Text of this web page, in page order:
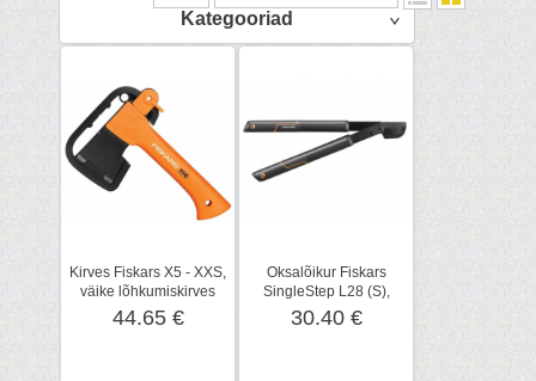
Kategooriad
Kirves Fiskars X5 - XXS,
väike lõhkumiskirves
44.65 €
Oksalõikur Fiskars
SingleStep L28 (S),
vaheliti tera
30.40 €